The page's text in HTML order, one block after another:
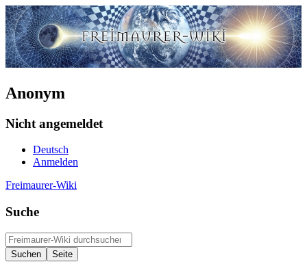
Anonym
Nicht angemeldet
Deutsch
Anmelden
Freimaurer-Wiki
Suche